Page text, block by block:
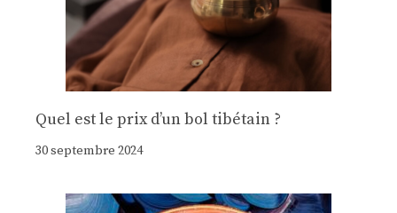
Quel est le prix d’un bol tibétain ?
30 septembre 2024